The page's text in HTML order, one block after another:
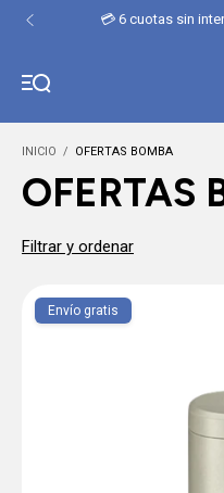
💳 6 cuotas sin
INICIO / OFERTAS BOMBA
OFERTAS
Filtrar y ordenar
Envío gratis